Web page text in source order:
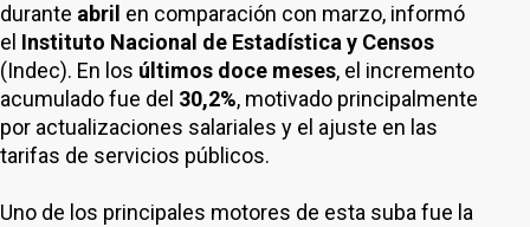
durante abril en comparación con marzo, informó
el Instituto Nacional de Estadística y Censos
(Indec). En los últimos doce meses, el incremento
acumulado fue del 30,2%, motivado principalmente
por actualizaciones salariales y el ajuste en las
tarifas de servicios públicos.
Uno de los principales motores de esta suba fue la